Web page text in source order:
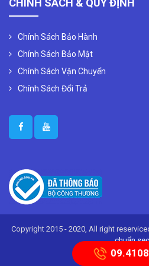
CHÍNH SÁCH & QUY ĐỊNH
Chính Sách Bảo Hành
Chính Sách Bảo Mật
Chính Sách Vận Chuyển
Chính Sách Đổi Trả
Copyright 2015 - 2020, All right
chuẩn